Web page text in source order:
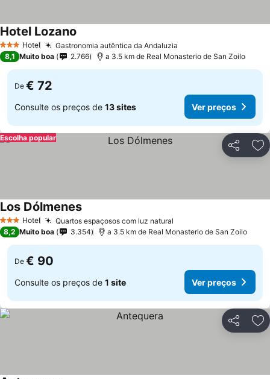
3 EstrelasHotel Gastronomia autêntica da Andaluzia
Hotel Lozano
8,1 Muito boa 2.766 a 3.5 km de Real Monasterio de San Zoilo
De € 72
Consulte os preços de 13 sites Ver preços
Partilhar
Escolha popular
3 EstrelasHotel Quartos espaçosos com luz natural
Los DólmenesVer preços
8,2 Muito boa 3.354 a 3.5 km de Real Monasterio de San Zoilo
De € 90
Consulte os preços de 1 site Ver preços
Partilhar